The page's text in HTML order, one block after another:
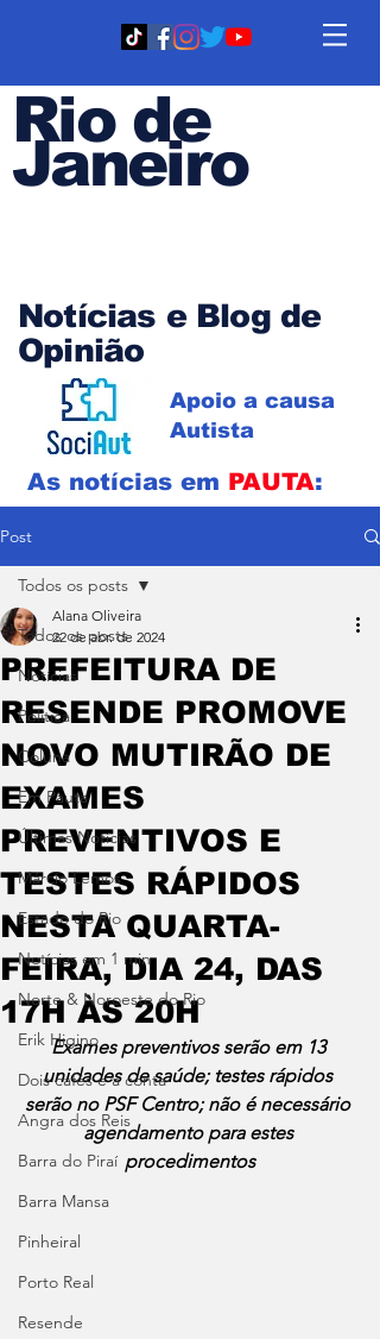
Rio de
Janeiro
Notícias e Blog de
Opinião
Apoio a causa
Autista
As notícias em PAUTA:
Post
Todos os posts
Notícias
Política
Coluna
Em Pauta
Últimas Notícias
Márcio Lemos
Estado do Rio
Notícias em 1 min
Norte & Noroeste do Rio
Erik Higino
Dois cafés e a conta
Angra dos Reis
Barra do Piraí
Barra Mansa
Pinheiral
Porto Real
Resende
Todos os posts
PREFEITURA DE
RESENDE PROMOVE
NOVO MUTIRÃO DE
EXAMES
PREVENTIVOS E
TESTES RÁPIDOS
NESTA QUARTA-
FEIRA, DIA 24, DAS
17H ÀS 20H
Alana Oliveira
22 de abr. de 2024
Exames preventivos serão em 13
unidades de saúde; testes rápidos
serão no PSF Centro; não é necessário
agendamento para estes
procedimentos